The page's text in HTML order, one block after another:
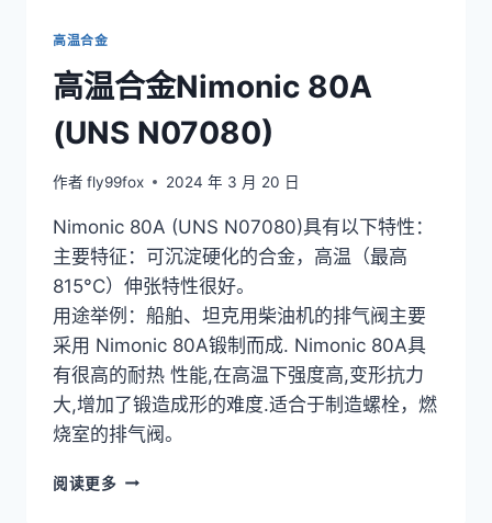
高温合金
高温合金Nimonic 80A
(UNS N07080)
作者 fly99fox 2024 年 3 月 20 日
Nimonic 80A (UNS N07080)具有以下特性：
主要特征：可沉淀硬化的合金，高温（最高
815°C）伸张特性很好。
用途举例：船舶、坦克用柴油机的排气阀主要
采用 Nimonic 80A锻制而成. Nimonic 80A具
有很高的耐热 性能,在高温下强度高,变形抗力
大,增加了锻造成形的难度.适合于制造螺栓，燃
烧室的排气阀。
阅读更多 高